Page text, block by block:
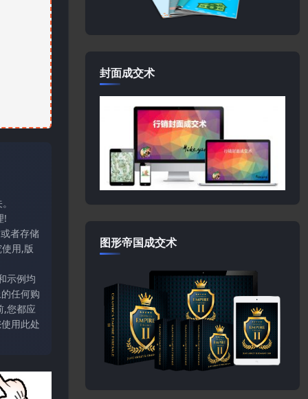
!
者存储
用,版
示例均
任何购
,您都应
用此处
封面成交术
图形帝国成交术